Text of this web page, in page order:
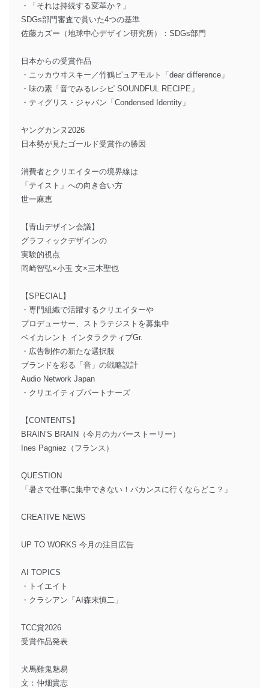
・「それは持続する変革か？」
SDGs部門審査で貫いた4つの基準
佐藤カズー（地球中心デザイン研究所）：SDGs部門
日本からの受賞作品
・ニッカウヰスキー／竹鶴ピュアモルト「dear difference」
・味の素「音でみるレシピ SOUNDFUL RECIPE」
・ティグリス・ジャパン「Condensed Identity」
ヤングカンヌ2026
日本勢が見たゴールド受賞作の勝因
消費者とクリエイターの境界線は
「テイスト」への向き合い方
世一麻恵
【青山デザイン会議】
グラフィックデザインの
実験的視点
岡崎智弘×小玉 文×三木聖也
【SPECIAL】
・専門組織で活躍するクリエイターや
プロデューサー、ストラテジストを募集中
ベイカレント インタラクティブGr.
・広告制作の新たな選択肢
ブランドを彩る「音」の戦略設計
Audio Network Japan
・クリエイティブパートナーズ
【CONTENTS】
BRAIN’S BRAIN（今月のカバーストーリー）
Ines Pagniez（フランス）
QUESTION
「暑さで仕事に集中できない！バカンスに行くならどこ？」
CREATIVE NEWS
UP TO WORKS 今月の注目広告
AI TOPICS
・トイエイト
・クラシアン「AI森末慎二」
TCC賞2026
受賞作品発表
犬馬難鬼魅易
文：仲畑貴志